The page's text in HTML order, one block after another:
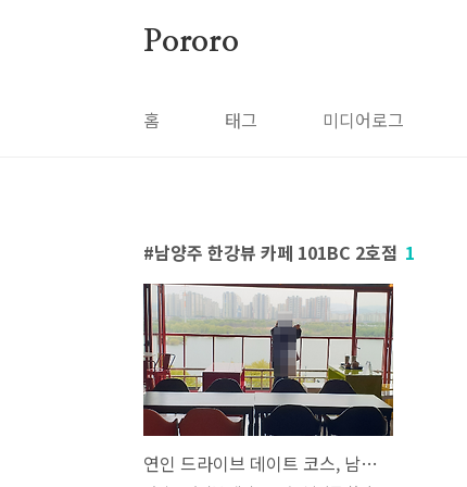
Pororo
홈 태그 미디어로그
남양주 한강뷰 카페 101BC 2호점 1
연인 드라이브 데이트 코스, 남양주 한강뷰 카페 101BC 2호점